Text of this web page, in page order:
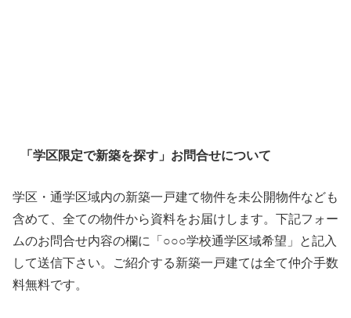
「学区限定で新築を探す」お問合せについて
学区・通学区域内の新築一戸建て物件を未公開物件なども
含めて、全ての物件から資料をお届けします。下記フォー
ムのお問合せ内容の欄に「○○○学校通学区域希望」と記入
して送信下さい。ご紹介する新築一戸建ては全て仲介手数
料無料です。